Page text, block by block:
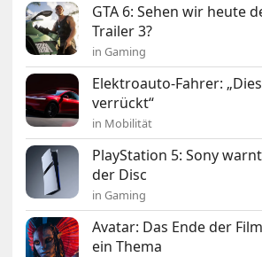
GTA 6: Sehen wir heute
Trailer 3?
in Gaming
Elektroauto-Fahrer:
verrückt“
in Mobilität
PlayStation 5: Sony
der Disc
in Gaming
Avatar: Das Ende der
ein Thema